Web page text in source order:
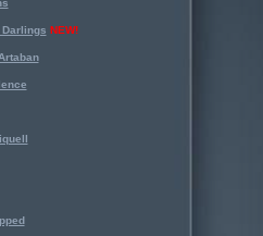
NEW!